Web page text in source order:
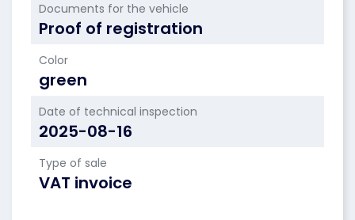
Documents for the vehicle
Proof of registration
Color
green
Date of technical inspection
2025-08-16
Type of sale
VAT invoice